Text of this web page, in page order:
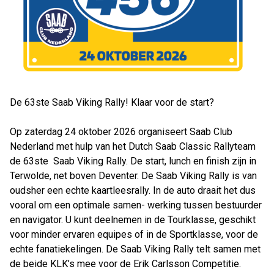
De 63ste Saab Viking Rally! Klaar voor de start?
Op zaterdag 24 oktober 2026 organiseert Saab Club
Nederland met hulp van het Dutch Saab Classic Rallyteam
de 63ste Saab Viking Rally. De start, lunch en finish zijn in
Terwolde, net boven Deventer. De Saab Viking Rally is van
oudsher een echte kaartleesrally. In de auto draait het dus
vooral om een optimale samen- werking tussen bestuurder
en navigator. U kunt deelnemen in de Tourklasse, geschikt
voor minder ervaren equipes of in de Sportklasse, voor de
echte fanatiekelingen. De Saab Viking Rally telt samen met
de beide KLK’s mee voor de Erik Carlsson Competitie.